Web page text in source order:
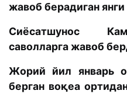
жавоб берадиган
Сиёсатшунос
саволларга жавоб
Жорий йил январь
берган воқеа